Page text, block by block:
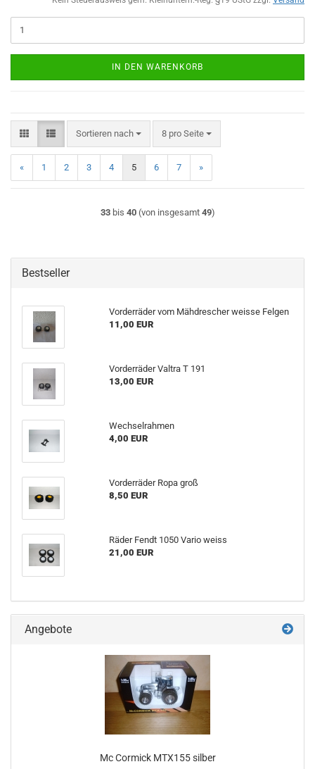
IN DEN WARENKORB
Sortieren nach
Sortieren nach 8 pro Seite
pro Seite
« 1 2 3 4 5 6 7 »
33bis 40(von insgesamt 49)
Bestseller
Vorderräder vom Mähdrescher weisse Felgen
11,00 EUR
Vorderräder Valtra T 191
13,00 EUR
Wechselrahmen
4,00 EUR
Vorderräder Ropa groß
8,50 EUR
Räder Fendt 1050 Vario weiss
21,00 EUR
Angebote
Mc Cormick MTX155 silber